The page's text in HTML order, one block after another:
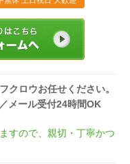
クロウお任せください。
メール受付24時間OK
すので、親切・丁寧かつ